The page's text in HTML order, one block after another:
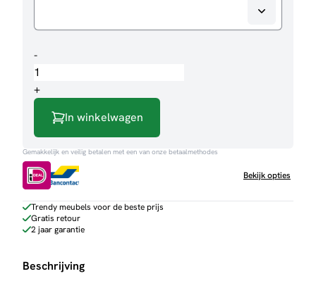
-Eettafel
Shiro
200cm
+
In winkelwagen
Gemakkelijk en veilig betalen met een van onze betaalmethodes
Bekijk opties
Trendy meubels voor de beste prijs
Gratis retour
2 jaar garantie
Beschrijving